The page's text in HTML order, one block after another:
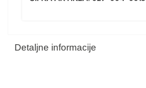
Detaljne informacije